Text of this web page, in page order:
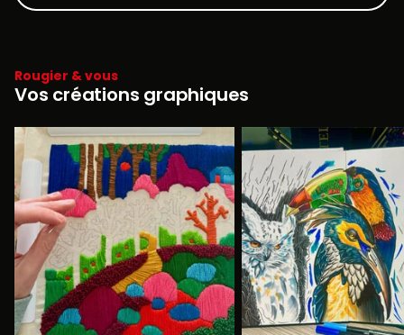
Rougier & vous
Vos créations graphiques